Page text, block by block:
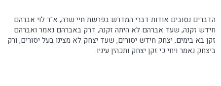
הדברים נסובים אודות דברי המדרש בפרשת חיי שרה, א"ר לוי אברהם
חידש זקנה, שעד אברהם לא היתה זקנה, דרק באברהם נאמר ואברהם
זקן בא בימים, יצחק חידש יסורים, שעד יצחק לא מצינו בעל יסורים, ורק
ביצחק נאמר ויחי כי זקן יצחק ותכהין עיניו.